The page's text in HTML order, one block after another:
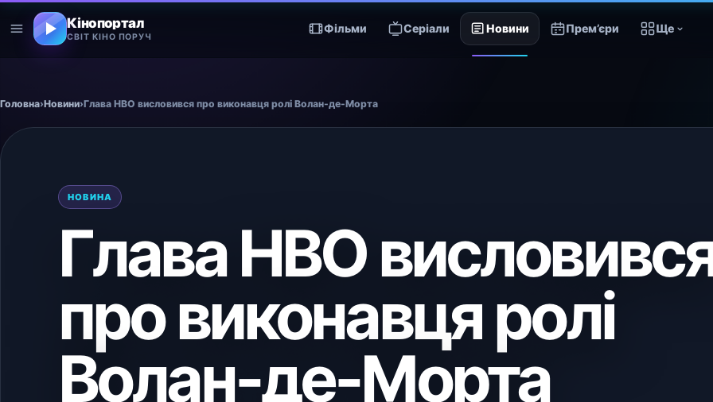
Кінопортал
СВІТ КІНО ПОРУЧ
Фільми Серіали Новини Прем’єри Ще
Головна›Новини›Глава HBO висловився про виконавця ролі Волан-де-Морта
НОВИНА
Глава HBO
про виконавця ролі
Волан-де-Морта